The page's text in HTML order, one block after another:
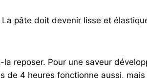
pâte doit devenir lisse et
reposer. Pour une saveur
de 4 heures fonctionne aussi,